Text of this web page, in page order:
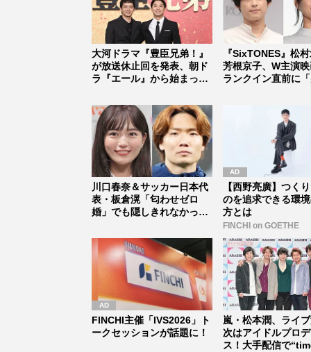
大河ドラマ『豊臣兄弟！』
が放送休止回を発表、朝ド
ラ『エール』から始まった
『SixTONES』松
芳根京子、W主演
ランクイン直前に
川口春奈＆サッカー日本代
表・板倉滉「匂わせゼロ
婚」でも隠しきれなかった
【西野亮廣】つく
のを追求できる環
方とは
FINCHI on GOETHE
FINCHI主催「IVS2026」ト
ークセッションが話題に！
嵐・松本潤、ライ
次はアイドルプロ
ス！大手配信で